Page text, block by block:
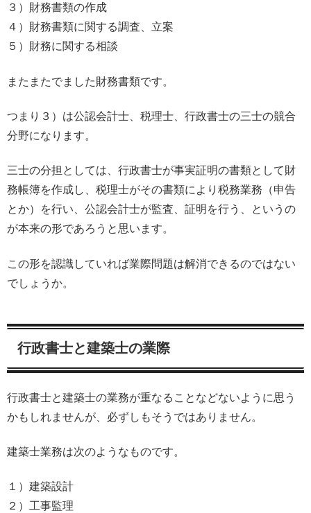
３）財務書類の作成
４）財務書類に関する調査、立案
５）財務に関する相談
またまたでました財務書類です。
つまり３）は公認会計士、税理士、行政書士の三士の競合
分野になります。
三士の分担としては、行政書士が事実証明の書類として財
務帳簿を作成し、税理士がその書類により税務業務（申告
とか）を行い、公認会計士が監査、証明を行う、というの
が本来の形であろうと思います。
この形を認識していれば業際問題は解消できるのではない
でしょうか。
行政書士と建築士の業際
行政書士と建築士の業務が重なることなどないように思う
かもしれませんが、必ずしもそうではありません。
建築士業務は次のようなものです。
１）建築設計
２）工事監理